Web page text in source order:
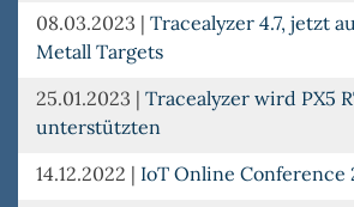
08.03.2023 | Tracealyzer 4.7, jetzt
Metall Targets
25.01.2023 | Tracealyzer wird PX5
unterstützten
14.12.2022 | IoT Online Conference